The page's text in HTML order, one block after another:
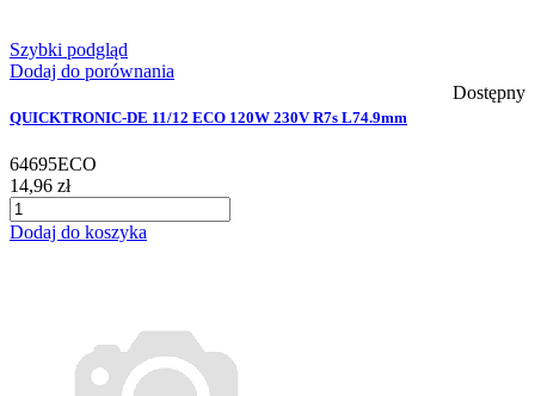
Szybki podgląd
Dodaj do porównania
Dostępny
QUICKTRONIC-DE 11/12 ECO 120W 230V R7s L74.9mm
64695ECO
14,96 zł
Dodaj do koszyka